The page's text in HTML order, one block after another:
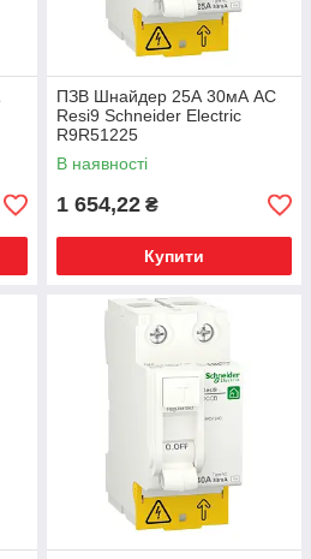
ПЗВ Шнайдер 25А 30мА AC
Resi9 Schneider Electric
R9R51225
В наявності
1 654,22 ₴
Купити